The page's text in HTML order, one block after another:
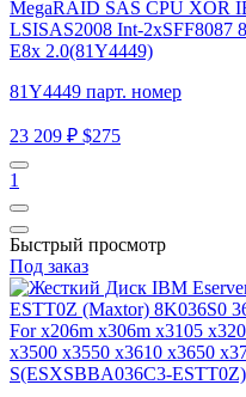
MegaRAID SAS CPU XOR
LSISAS2008 Int-2xSFF8087
E8x 2.0(81Y4449)
81Y4449 парт. номер
23 209 ₽ $275
1
Быстрый просмотр
Под заказ